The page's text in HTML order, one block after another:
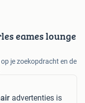
eames lounge
je zoekopdracht en de
advertenties is